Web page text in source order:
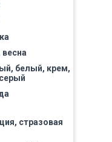
весна
белый, крем,
стразовая